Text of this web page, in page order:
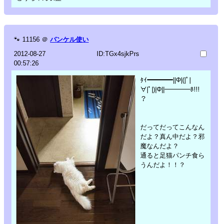
🐾 11156 ＠ バンケル使い
2012-08-27
00:57:26
ID:TGx4sjkPrs
ﾀｲ━━━━||Φ|(|ﾟ|
∀|ﾟ|)|Φ||━━━━ﾎ!!!
？
だってだってこんなん
だよ？真ん中だよ？邪
魔なんだよ？
通ると足猫パンチ食ら
うんだよ！！？